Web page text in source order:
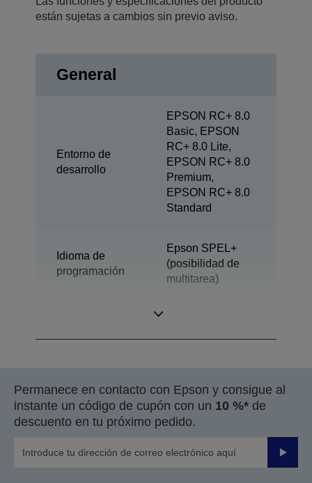
están sujetas a cambios sin previo aviso.
General
Entorno de
desarrollo
EPSON RC+ 8.0
Basic, EPSON
RC+ 8.0 Lite,
EPSON RC+ 8.0
Premium,
EPSON RC+ 8.0
Standard
Idioma de
programación
Epson SPEL+
(posibilidad de
multitarea)
Permanece en contacto con Epson y consigue al
instante un código de cupón con un 10 %* de
descuento en tu próximo pedido.
Enviar